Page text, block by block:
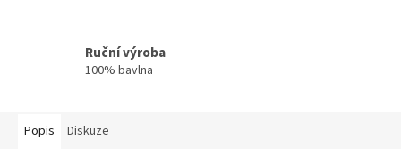
Ruční výroba
100% bavlna
Popis Diskuze